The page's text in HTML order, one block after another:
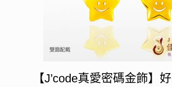
【J’code真愛密碼金飾】